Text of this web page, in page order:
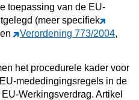
toepassing van de EU-
(meer specifiek
en Verordening 773/2004,
het procedurele kader voor
mededingingsregels in de
Werkingsverdrag. Artikel